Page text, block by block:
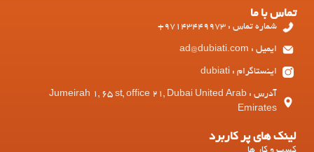
تماس با ما
شماره تماس : 97143449973+
ایمیل : ad@dubiati.com
اینستاگرام : dubiati
آدرس : Jumeirah 1, 65 st, office 21, Dubai United Arab
Emirates
لینک های پر کاربرد